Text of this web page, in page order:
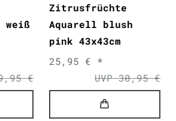
€
Zitrusfrüchte
Aquarell blush
pink 43x43cm
UVP 30,95 €
25,95 € *